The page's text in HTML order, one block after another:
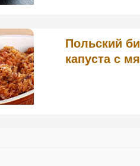
Польский
капуста с